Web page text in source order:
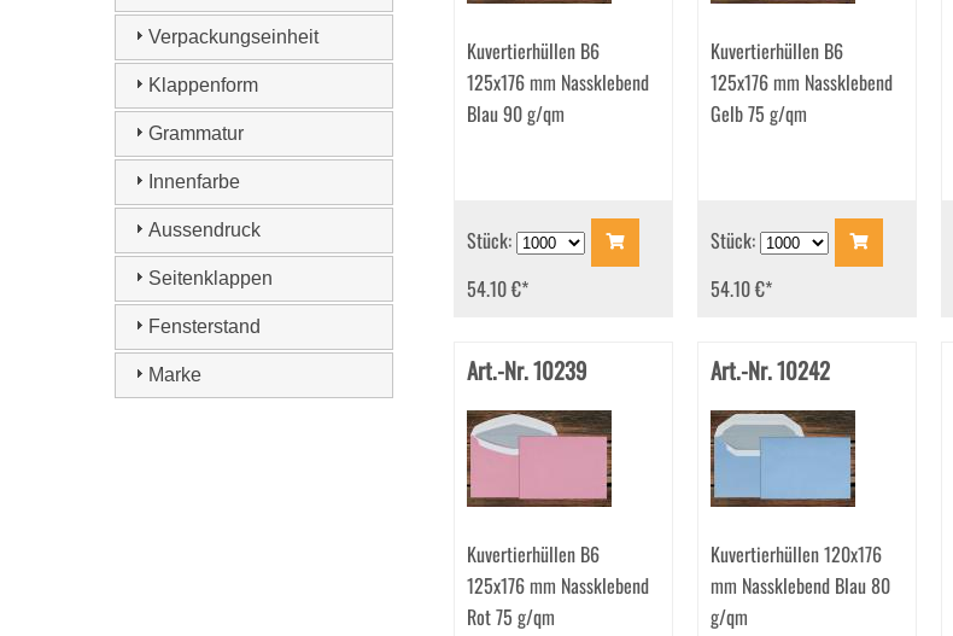
Verpackungseinheit
Klappenform
Grammatur
Innenfarbe
Aussendruck
Seitenklappen
Fensterstand
Marke
Kuvertierhüllen B6
125x176 mm Nassklebend
Blau 90 g/qm
Stück:
54.10 €*
Kuvertierhüllen B6
125x176 mm Nassklebend
Gelb 75 g/qm
Stück:
54.10 €*
Art.-Nr. 10239
Kuvertierhüllen B6
125x176 mm Nassklebend
Rot 75 g/qm
Art.-Nr. 10242
Kuvertierhüllen 120x176
mm Nassklebend Blau 80
g/qm